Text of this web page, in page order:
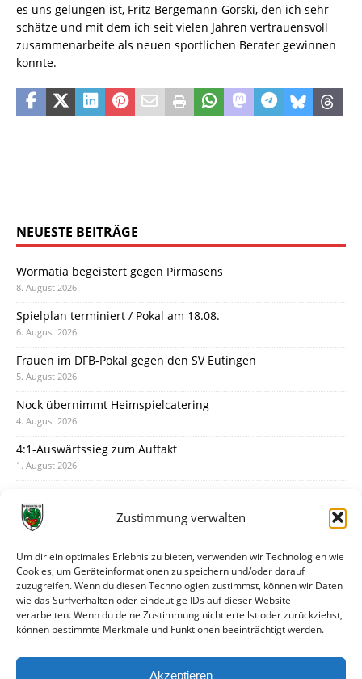
Zustimmung verwalten
Um dir ein optimales Erlebnis zu bieten, verwenden wir Technologien wie
Cookies, um Geräteinformationen zu speichern und/oder darauf
zuzugreifen. Wenn du diesen Technologien zustimmst, können wir Daten
wie das Surfverhalten oder eindeutige IDs auf dieser Website
verarbeiten. Wenn du deine Zustimmung nicht erteilst oder zurückziehst,
können bestimmte Merkmale und Funktionen beeinträchtigt werden.
Akzeptieren
es uns gelungen ist, Fritz Bergemann-Gorski, den ich sehr
schätze und mit dem ich seit vielen Jahren vertrauensvoll
zusammenarbeite als neuen sportlichen Berater gewinnen
konnte.
NEUESTE BEITRÄGE
Wormatia begeistert gegen Pirmasens
8. August 2026
Spielplan terminiert / Pokal am 18.08.
6. August 2026
Frauen im DFB-Pokal gegen den SV Eutingen
5. August 2026
Nock übernimmt Heimspielcatering
4. August 2026
4:1-Auswärtssieg zum Auftakt
1. August 2026
31. Juli 2026
30. Juli 2026
Deine Spielminute: 89+1
28. Juli 2026
Neuer Rückensponsor
Neue Podcast-Folge: So tickt Björn!